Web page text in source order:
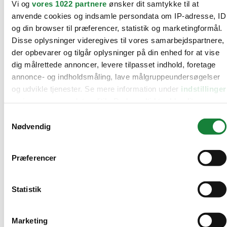
Vi og vores 1022 partnere ønsker dit samtykke til at
anvende cookies og indsamle persondata om IP-adresse, ID
og din browser til præferencer, statistik og marketingformål.
Disse oplysninger videregives til vores samarbejdspartnere,
der opbevarer og tilgår oplysninger på din enhed for at vise
dig målrettede annoncer, levere tilpasset indhold, foretage
annonce- og indholdsmåling, lave målgruppeundersøgelser
og udvikle tjenester. Se mere information under indstillinger
"Cookiedeklaration", eller ved at trykke på "Privacy trigger"
Hvis du tillader det, vil vi også gerne:
kan være nøjagtig inden for få meter
Identificere din enhed baseret på en scanning af dens
Nødvendig
Præferencer
Statistik
Marketing
Audi (
Citroën (
Dacia (
Ford